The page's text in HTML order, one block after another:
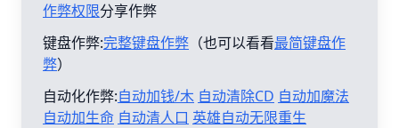
作弊权限分享作弊
键盘作弊:完整键盘作弊 （也可以看看最简键盘作
弊）
自动化作弊:自动加钱/木 自动清除CD 自动加魔法
自动加生命 自动清人口 英雄自动无限重生